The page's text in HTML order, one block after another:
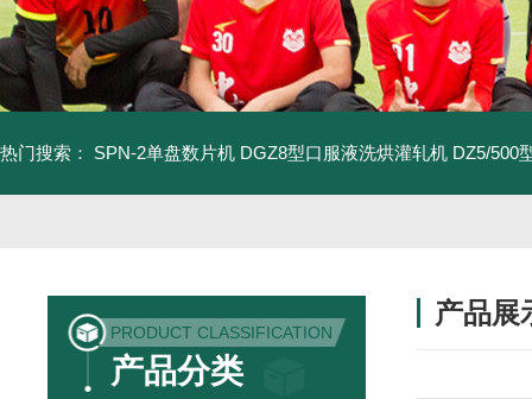
热门搜索： SPN-2单盘数片机 DGZ8型口服液洗烘灌轧机 DZ5/500
PRODUCT CLASSIFICATION
产品分类
产品展